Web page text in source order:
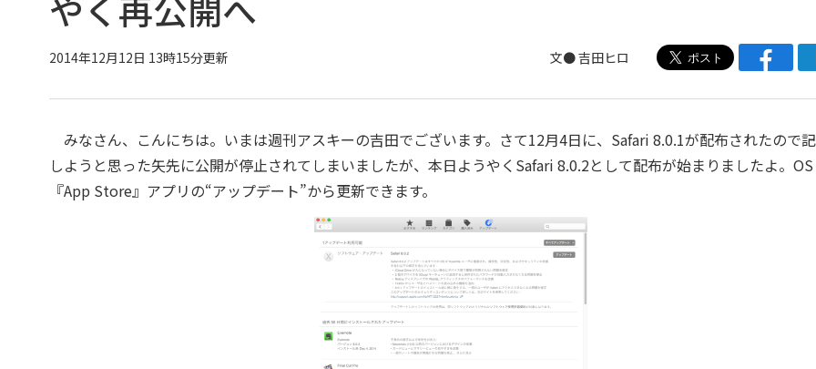
2014年12月12日 13時15分更新 文●吉田ヒロ
みなさん、こんにちは。いまは週刊アスキーの吉田でございます。さて12月4日に、Safari 8.0.1が配布されたので
しようと思った矢先に公開が停止されてしまいましたが、本日ようやくSafari 8.0.2として配布が始まりましたよ。OS
『App Store』アプリの“アップデート”から更新できます。